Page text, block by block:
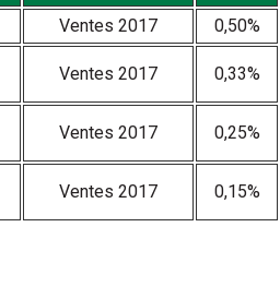
Ventes 2017
0,50%
Ventes 2017 0,33%
Ventes 2017 0,25%
Ventes 2017 0,15%